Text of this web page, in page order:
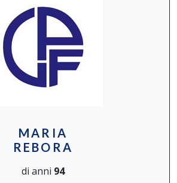
MARIA
REBORA
di anni 94